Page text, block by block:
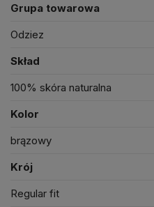
Grupa towarowa
Odziez
Skład
100% skóra naturalna
Kolor
brązowy
Krój
Regular fit